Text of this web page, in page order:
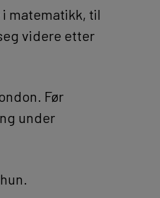
matematikk, til
videre etter
Før
under